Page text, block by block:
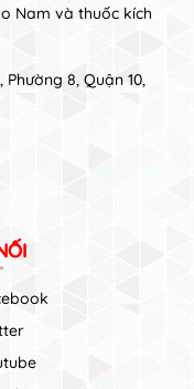
Nam và thuốc kích
8, Quận 10,